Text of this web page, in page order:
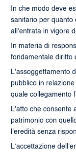
In che modo deve
sanitario per quanto
all’entrata in vigore
In materia di
fondamentale diritto
L'assoggettamento
pubblico in
quale collegamento
L'atto che consente
patrimonio con
l'eredità senza
L’accettazione